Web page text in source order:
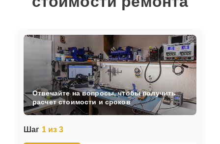
Шаг 1 из 3
Отвечайте на вопросы, чтобы получить
расчет стоимости и сроков